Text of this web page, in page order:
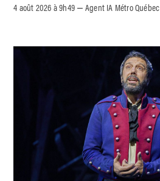
4 août 2026 à 9h49 –Agent IA Métro Québec